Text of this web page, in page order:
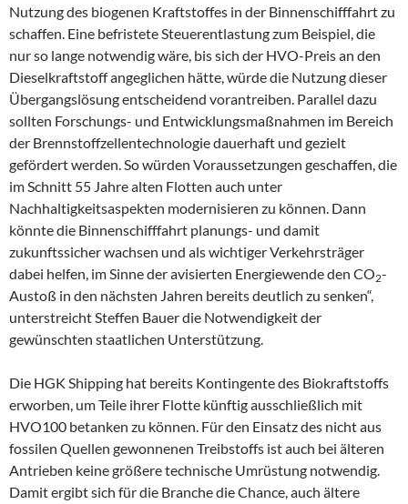
Nutzung des biogenen Kraftstoffes in der Binnenschifffahrt zu
schaffen. Eine befristete Steuerentlastung zum Beispiel, die
nur so lange notwendig wäre, bis sich der HVO-Preis an den
Dieselkraftstoff angeglichen hätte, würde die Nutzung dieser
Übergangslösung entscheidend vorantreiben. Parallel dazu
sollten Forschungs- und Entwicklungsmaßnahmen im Bereich
der Brennstoffzellentechnologie dauerhaft und gezielt
gefördert werden. So würden Voraussetzungen geschaffen, die
im Schnitt 55 Jahre alten Flotten auch unter
Nachhaltigkeitsaspekten modernisieren zu können. Dann
könnte die Binnenschifffahrt planungs- und damit
zukunftssicher wachsen und als wichtiger Verkehrsträger
dabei helfen, im Sinne der avisierten Energiewende den CO2-
Austoß in den nächsten Jahren bereits deutlich zu senken“,
unterstreicht Steffen Bauer die Notwendigkeit der
gewünschten staatlichen Unterstützung.
Die HGK Shipping hat bereits Kontingente des Biokraftstoffs
erworben, um Teile ihrer Flotte künftig ausschließlich mit
HVO100 betanken zu können. Für den Einsatz des nicht aus
fossilen Quellen gewonnenen Treibstoffs ist auch bei älteren
Antrieben keine größere technische Umrüstung notwendig.
Damit ergibt sich für die Branche die Chance, auch ältere